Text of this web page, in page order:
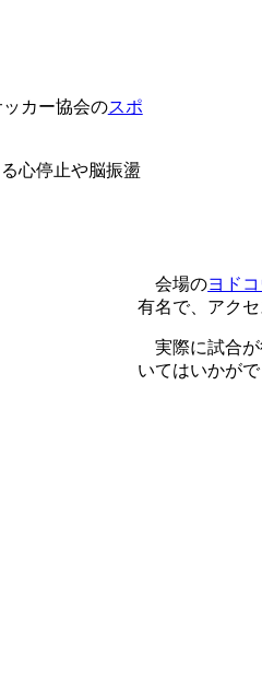
カー協会のスポ
心停止や脳振盪
会場のヨド
有名で、アクセ
実際に試合が
いてはいかがで